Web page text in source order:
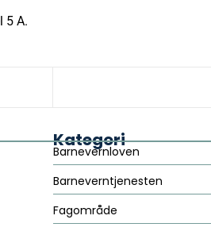
5 A.
Kategori
Barnevernloven
Barneverntjenesten
Fagområde